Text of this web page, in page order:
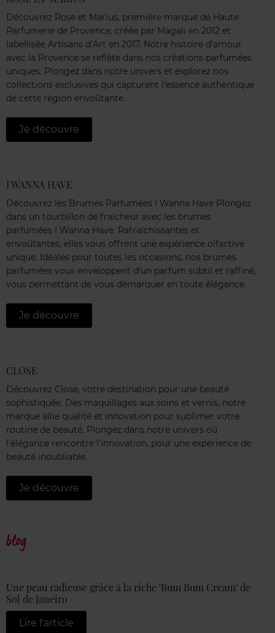
Découvrez Rose et Marius, première marque de Haute
Parfumerie de Provence, créée par Magali en 2012 et
labellisée Artisans d’Art en 2017. Notre histoire d'amour
avec la Provence se reflète dans nos créations parfumées
uniques. Plongez dans notre univers et explorez nos
collections exclusives qui capturent l'essence authentique
de cette région envoûtante.
Je découvre
I WANNA HAVE
Découvrez les Brumes Parfumées I Wanna Have Plongez
dans un tourbillon de fraîcheur avec les brumes
parfumées I Wanna Have. Rafraîchissantes et
envoûtantes, elles vous offrent une expérience olfactive
unique. Idéales pour toutes les occasions, nos brumes
parfumées vous enveloppent d'un parfum subtil et raffiné,
vous permettant de vous démarquer en toute élégance.
Je découvre
CLOSE
Découvrez Close, votre destination pour une beauté
sophistiquée. Des maquillages aux soins et vernis, notre
marque allie qualité et innovation pour sublimer votre
routine de beauté. Plongez dans notre univers où
l'élégance rencontre l'innovation, pour une expérience de
beauté inoubliable.
Je découvre
blog
Une peau radieuse grâce à la riche 'Bum Bum Cream' de
Sol de Janeiro
Lire l'article